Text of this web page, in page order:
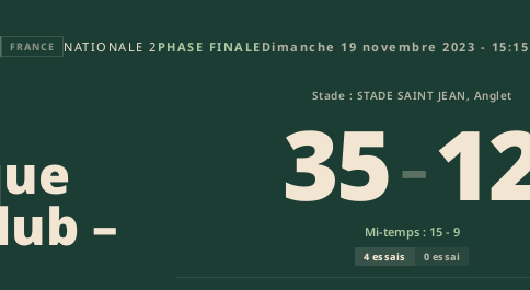
Club – A.O. – - Bassin
FRANCE NATIONALE 2 PHASE FINALE Dimanche 19 novembre 2023 - 15:15
–
Stade : STADE SAINT JEAN, Anglet
35-
Mi-temps : 15 - 9
4 essais 0 essai